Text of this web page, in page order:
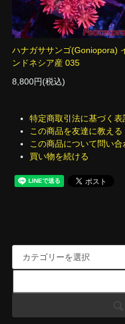
ハナガササンゴ(Goniopora)
ンドネシア産 035
8,800円(税込)
特定商取引法に基づく表
この商品を友達に教える
この商品について問い合
買い物を続ける